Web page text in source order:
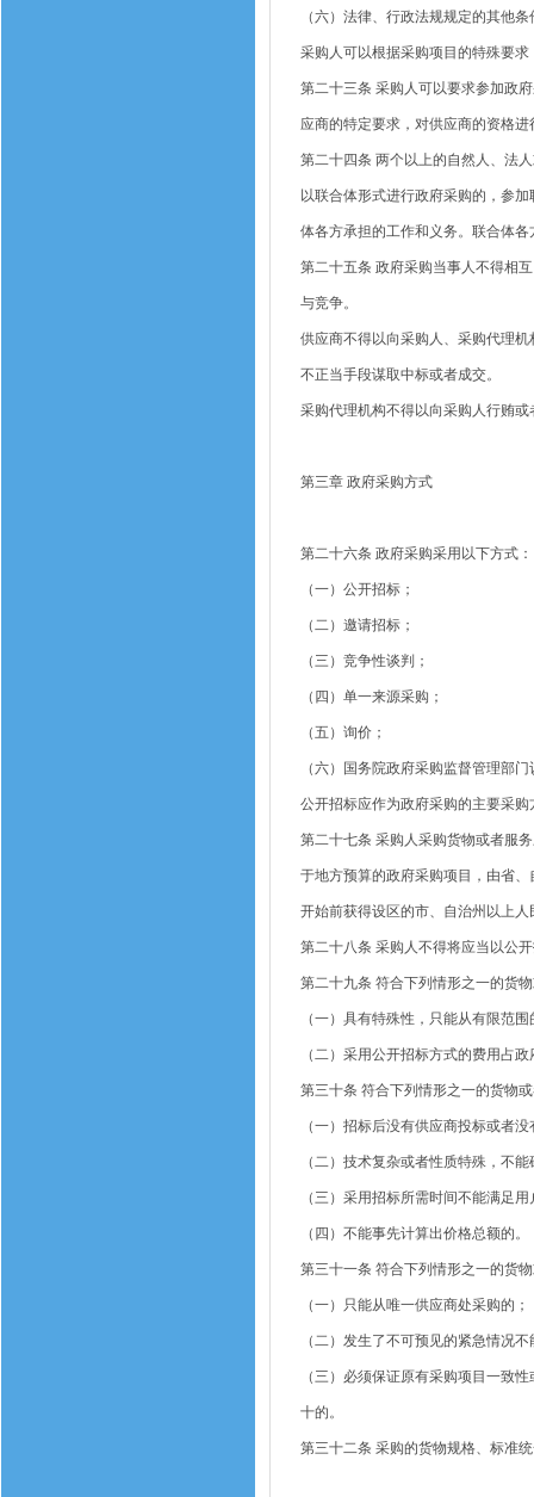
（六）法律、行政法规规定的其他条
采购人可以根据采购项目的特殊要
第二十三条 采购人可以要求参加政
应商的特定要求，对供应商的资格进
第二十四条 两个以上的自然人、法
以联合体形式进行政府采购的，参
体各方承担的工作和义务。联合体
第二十五条 政府采购当事人不得相
与竞争。
供应商不得以向采购人、采购代理
不正当手段谋取中标或者成交。
采购代理机构不得以向采购人行贿
第三章 政府采购方式
第二十六条 政府采购采用以下方式：
（一）公开招标；
（二）邀请招标；
（三）竞争性谈判；
（四）单一来源采购；
（五）询价；
（六）国务院政府采购监督管理部
公开招标应作为政府采购的主要采购
第二十七条 采购人采购货物或者服
于地方预算的政府采购项目，由省
开始前获得设区的市、自治州以上
第二十八条 采购人不得将应当以公
第二十九条 符合下列情形之一的货
（一）具有特殊性，只能从有限范
（二）采用公开招标方式的费用占
第三十条 符合下列情形之一的货物
（一）招标后没有供应商投标或者
（二）技术复杂或者性质特殊，不
（三）采用招标所需时间不能满足
（四）不能事先计算出价格总额的。
第三十一条 符合下列情形之一的货
（一）只能从唯一供应商处采购的；
（二）发生了不可预见的紧急情况
（三）必须保证原有采购项目一致
十的。
第三十二条 采购的货物规格、标准